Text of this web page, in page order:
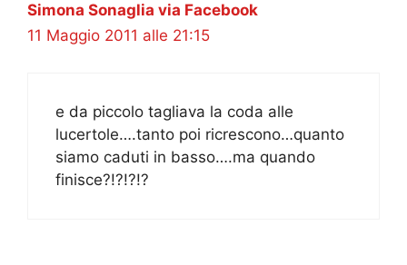
Simona Sonaglia via Facebook
11 Maggio 2011 alle 21:15
e da piccolo tagliava la coda alle
lucertole….tanto poi ricrescono…quanto
siamo caduti in basso….ma quando
finisce?!?!?!?